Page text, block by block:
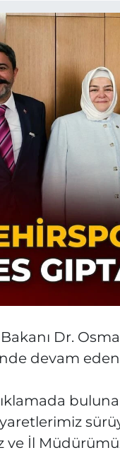
Dr.
devam eden
ve İl